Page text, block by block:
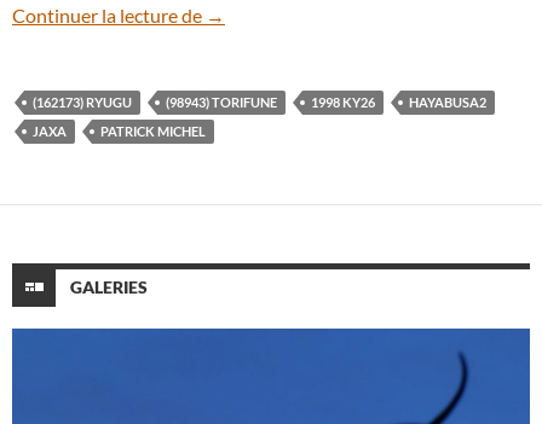
Continuer la lecture de
La sonde Hayabusa2 tire le portrait de
→
(162173) RYUGU (98943) TORIFUNE 1998 KY26
HAYABUSA2
JAXA
PATRICK MICHEL
GALERIES